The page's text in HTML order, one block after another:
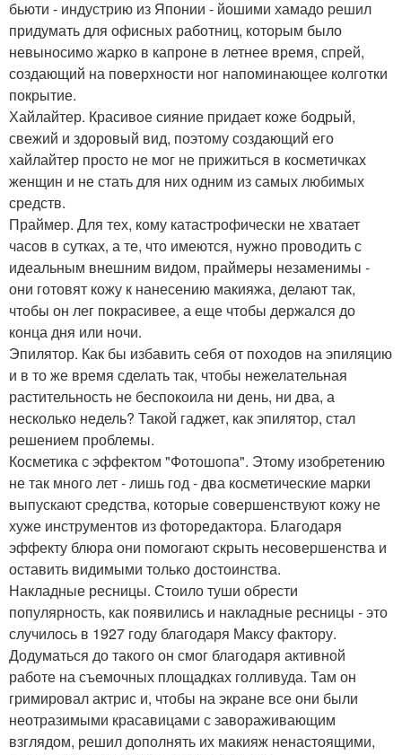
бьюти - индустрию из Японии - йошими хамадо решил
придумать для офисных работниц, которым было
невыносимо жарко в капроне в летнее время, спрей,
создающий на поверхности ног напоминающее колготки
покрытие.
Хайлайтер. Красивое сияние придает коже бодрый,
свежий и здоровый вид, поэтому создающий его
хайлайтер просто не мог не прижиться в косметичках
женщин и не стать для них одним из самых любимых
средств.
Праймер. Для тех, кому катастрофически не хватает
часов в сутках, а те, что имеются, нужно проводить с
идеальным внешним видом, праймеры незаменимы -
они готовят кожу к нанесению макияжа, делают так,
чтобы он лег покрасивее, а еще чтобы держался до
конца дня или ночи.
Эпилятор. Как бы избавить себя от походов на эпиляцию
и в то же время сделать так, чтобы нежелательная
растительность не беспокоила ни день, ни два, а
несколько недель? Такой гаджет, как эпилятор, стал
решением проблемы.
Косметика с эффектом "Фотошопа". Этому изобретению
не так много лет - лишь год - два косметические марки
выпускают средства, которые совершенствуют кожу не
хуже инструментов из фоторедактора. Благодаря
эффекту блюра они помогают скрыть несовершенства и
оставить видимыми только достоинства.
Накладные ресницы. Стоило туши обрести
популярность, как появились и накладные ресницы - это
случилось в 1927 году благодаря Максу фактору.
Додуматься до такого он смог благодаря активной
работе на съемочных площадках голливуда. Там он
гримировал актрис и, чтобы на экране все они были
неотразимыми красавицами с завораживающим
взглядом, решил дополнять их макияж ненастоящими,